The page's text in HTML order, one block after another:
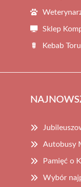
Sklep
Kebab
Autobusy
Pamięć o
Wybór